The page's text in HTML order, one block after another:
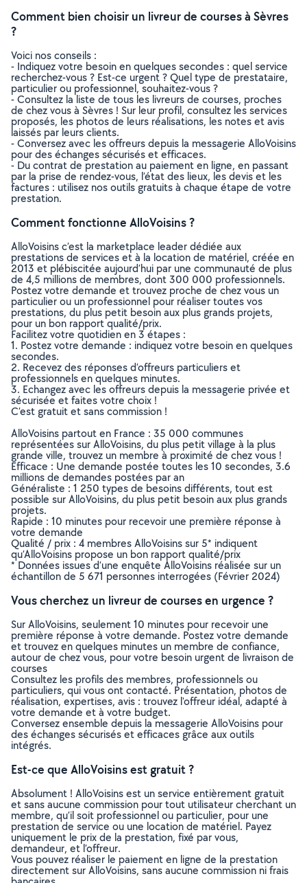
Comment bien choisir un livreur de courses à Sèvres
?
Voici nos conseils :
- Indiquez votre besoin en quelques secondes : quel service
recherchez-vous ? Est-ce urgent ? Quel type de prestataire,
particulier ou professionnel, souhaitez-vous ?
- Consultez la liste de tous les livreurs de courses, proches
de chez vous à Sèvres ! Sur leur profil, consultez les services
proposés, les photos de leurs réalisations, les notes et avis
laissés par leurs clients.
- Conversez avec les offreurs depuis la messagerie AlloVoisins
pour des échanges sécurisés et efficaces.
- Du contrat de prestation au paiement en ligne, en passant
par la prise de rendez-vous, l’état des lieux, les devis et les
factures : utilisez nos outils gratuits à chaque étape de votre
prestation.
Comment fonctionne AlloVoisins ?
AlloVoisins c’est la marketplace leader dédiée aux
prestations de services et à la location de matériel, créée en
2013 et plébiscitée aujourd’hui par une communauté de plus
de 4,5 millions de membres, dont 300 000 professionnels.
Postez votre demande et trouvez proche de chez vous un
particulier ou un professionnel pour réaliser toutes vos
prestations, du plus petit besoin aux plus grands projets,
pour un bon rapport qualité/prix.
Facilitez votre quotidien en 3 étapes :
1. Postez votre demande : indiquez votre besoin en quelques
secondes.
2. Recevez des réponses d’offreurs particuliers et
professionnels en quelques minutes.
3. Echangez avec les offreurs depuis la messagerie privée et
sécurisée et faites votre choix !
C’est gratuit et sans commission !
AlloVoisins partout en France : 35 000 communes
représentées sur AlloVoisins, du plus petit village à la plus
grande ville, trouvez un membre à proximité de chez vous !
Efficace : Une demande postée toutes les 10 secondes, 3.6
millions de demandes postées par an
Généraliste : 1 250 types de besoins différents, tout est
possible sur AlloVoisins, du plus petit besoin aux plus grands
projets.
Rapide : 10 minutes pour recevoir une première réponse à
votre demande
Qualité / prix : 4 membres AlloVoisins sur 5* indiquent
qu’AlloVoisins propose un bon rapport qualité/prix
* Données issues d’une enquête AlloVoisins réalisée sur un
échantillon de 5 671 personnes interrogées (Février 2024)
Vous cherchez un livreur de courses en urgence ?
Sur AlloVoisins, seulement 10 minutes pour recevoir une
première réponse à votre demande. Postez votre demande
et trouvez en quelques minutes un membre de confiance,
autour de chez vous, pour votre besoin urgent de livraison de
courses
Consultez les profils des membres, professionnels ou
particuliers, qui vous ont contacté. Présentation, photos de
réalisation, expertises, avis : trouvez l'offreur idéal, adapté à
votre demande et à votre budget.
Conversez ensemble depuis la messagerie AlloVoisins pour
des échanges sécurisés et efficaces grâce aux outils
intégrés.
Est-ce que AlloVoisins est gratuit ?
Absolument ! AlloVoisins est un service entièrement gratuit
et sans aucune commission pour tout utilisateur cherchant un
membre, qu’il soit professionnel ou particulier, pour une
prestation de service ou une location de matériel. Payez
uniquement le prix de la prestation, fixé par vous,
demandeur, et l’offreur.
Vous pouvez réaliser le paiement en ligne de la prestation
directement sur AlloVoisins, sans aucune commission ni frais